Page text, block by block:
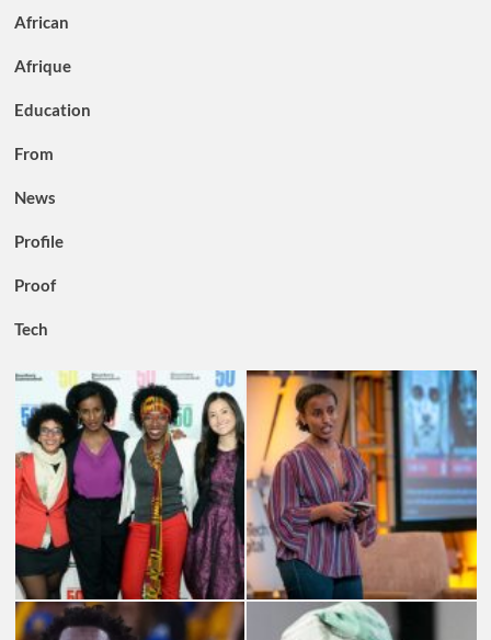
African
Afrique
Education
From
News
Profile
Proof
Tech